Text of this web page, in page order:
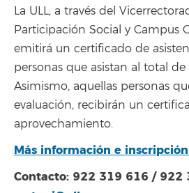
La ULL, a través del
Participación Social y Campus
emitirá un certificado de
personas que asistan al total de
Asimismo, aquellas personas
evaluación, recibirán un
aprovechamiento.
Más información e
Contacto: 922 319 616 / 922